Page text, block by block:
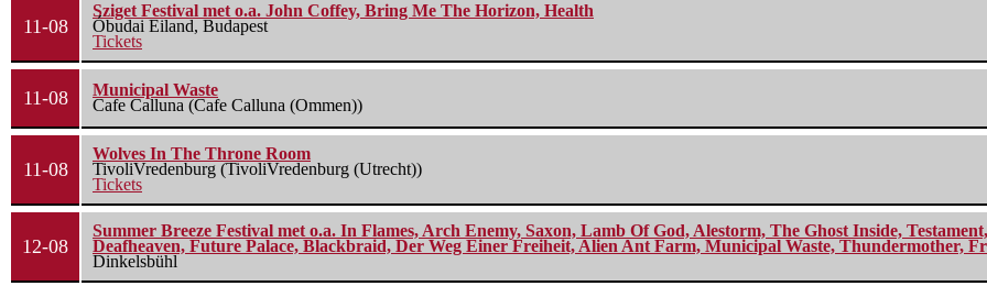
11-08
Sziget Festival met o.a. John Coffey, Bring Me The Horizon, Health
Óbudai Eiland, Budapest
Tickets
11-08
Municipal Waste
Cafe Calluna (Cafe Calluna (Ommen))
11-08
Wolves In The Throne Room
TivoliVredenburg (TivoliVredenburg (Utrecht))
Tickets
12-08
Summer Breeze Festival met o.a. In Flames, Arch Enemy, Saxon, Lamb Of God, Alestorm, The Ghost Inside,
Deafheaven, Future Palace, Blackbraid, Der Weg Einer Freiheit, Alien Ant Farm, Municipal Waste, Thundermother,
Dinkelsbühl